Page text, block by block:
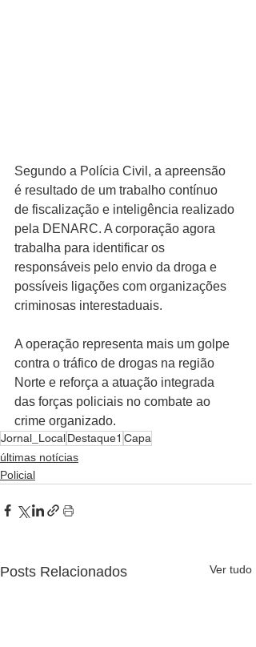
Segundo a Polícia Civil, a apreensão
é resultado de um trabalho contínuo
de fiscalização e inteligência realizado
pela DENARC. A corporação agora
trabalha para identificar os
responsáveis pelo envio da droga e
possíveis ligações com organizações
criminosas interestaduais.
A operação representa mais um golpe
contra o tráfico de drogas na região
Norte e reforça a atuação integrada
das forças policiais no combate ao
crime organizado.
Jornal_LocalDestaque1 Capa
últimas notícias
Policial
Posts Relacionados Ver tudo